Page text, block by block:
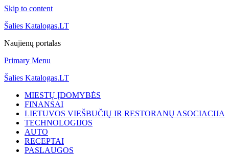
Skip to content
Šalies Katalogas.LT
Naujienų portalas
Primary Menu
Šalies Katalogas.LT
MIESTŲ ĮDOMYBĖS
FINANSAI
LIETUVOS VIEŠBUČIŲ IR RESTORANŲ ASOCIACIJA
TECHNOLOGIJOS
AUTO
RECEPTAI
PASLAUGOS